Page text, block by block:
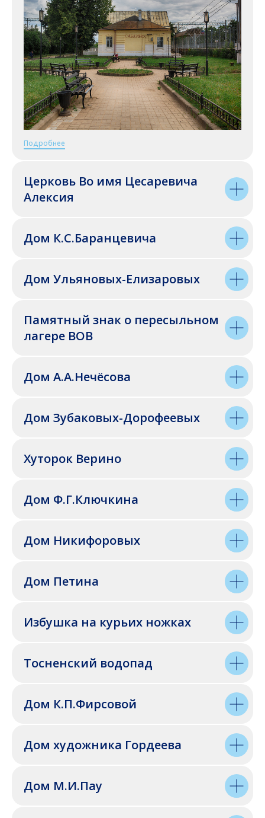
Подробнее
Церковь Во имя Цесаревича
Алексия
Дом К.С.Баранцевича
Дом Ульяновых-Елизаровых
Памятный знак о пересыльном
лагере ВОВ
Дом А.А.Нечёсова
Дом Зубаковых-Дорофеевых
Хуторок Верино
Дом Ф.Г.Ключкина
Дом Никифоровых
Дом Петина
Избушка на курьих ножках
Тосненский водопад
Дом К.П.Фирсовой
Дом художника Гордеева
Дом М.И.Пау